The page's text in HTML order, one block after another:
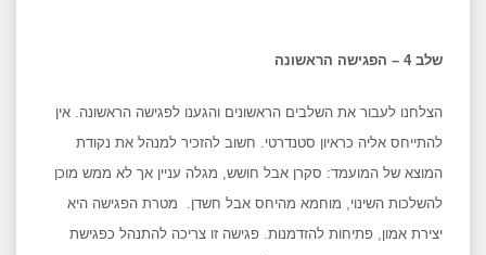
שלב 4 – הפגישה הראשונה
הצלחנו לעבור את השלבים הראשונים והגענו לפגישה הראשונה. אין
להתייחס אליה כראיון סטנדרטי. חשוב להזכיר למנהל את נקודת
המוצא של המועמד: סקרן אבל חושש, מגלה עניין אך לא ממש מוכן
להשלכות השינוי, מוחמא מהיחס אבל חשדן. מטרת הפגישה היא
יצירת אמון, פתיחות להזדמנות. פגישה זו צריכה להתנהל כפגישת